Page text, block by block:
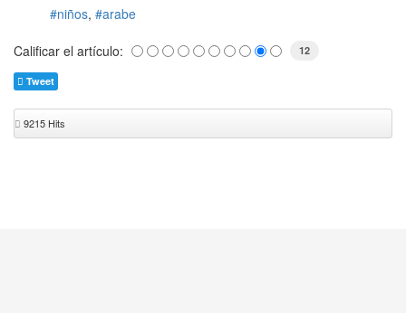
niños
arabe
Calificar el artículo: 12
Tweet
9215 Hits